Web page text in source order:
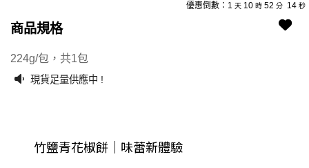
優惠倒數： 1 天 10 時 52 分 14 秒
商品規格
224g/包，共1包
現貨足量供應中 !
竹鹽青花椒餅｜味蕾新體驗